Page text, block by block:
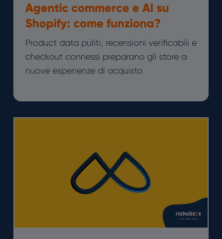
Agentic commerce e AI su
Shopify: come funziona?
Product data puliti, recensioni verificabili e
checkout connessi preparano gli store a
nuove esperienze di acquisto